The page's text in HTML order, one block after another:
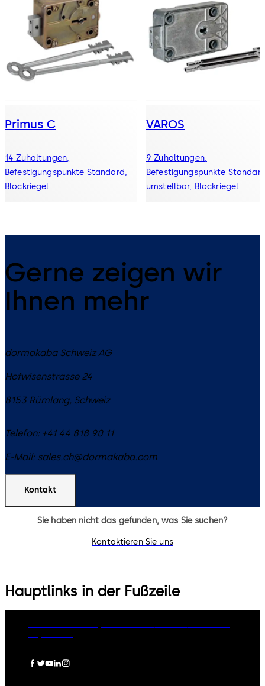
Primus C
14 Zuhaltungen,
Befestigungspunkte Standard,
Blockriegel
VAROS
9 Zuhaltungen,
Befestigungspunkte
umstellbar, Blockriegel
Gerne zeigen wir
Ihnen mehr
dormakaba Schweiz AG
Hofwisenstrasse 24
8153 Rümlang, Schweiz
Telefon: +41 44 818 90 11
E-Mail: sales.ch@dormakaba.com
Kontakt
Sie haben nicht das gefunden, was Sie suchen?
Kontaktieren Sie uns
Hauptlinks in der Fußzeile